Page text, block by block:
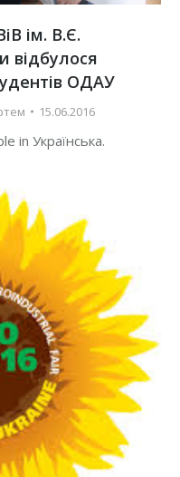
ім. В.Є.
відбулося
ОДАУ
15.06.2016
in Українська.